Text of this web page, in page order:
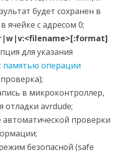
будет сохранен в
ячейке с адресом 0;
для указания
памятью операции
в микроконтроллер,
отладки avrdude;
проверки
безопасной (safe